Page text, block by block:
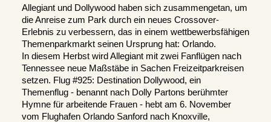
Allegiant und Dollywood haben sich zusammengetan, um
die Anreise zum Park durch ein neues Crossover-
Erlebnis zu verbessern, das in einem wettbewerbsfähigen
Themenparkmarkt seinen Ursprung hat: Orlando.
In diesem Herbst wird Allegiant mit zwei Fanflügen nach
Tennessee neue Maßstäbe in Sachen Freizeitparkreisen
setzen. Flug #925: Destination Dollywood, ein
Themenflug - benannt nach Dolly Partons berühmter
Hymne für arbeitende Frauen - hebt am 6. November
vom Flughafen Orlando Sanford nach Knoxville,